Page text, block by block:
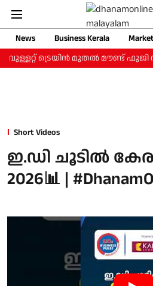
News Business Kerala
ബുള്ളറ്റ് ട്രെയിന്‍ മുതല്‍ മൗണ്ട് ഫുജി
Short Videos
ഇ.ഡി ചൂടില്‍
2026📊 |